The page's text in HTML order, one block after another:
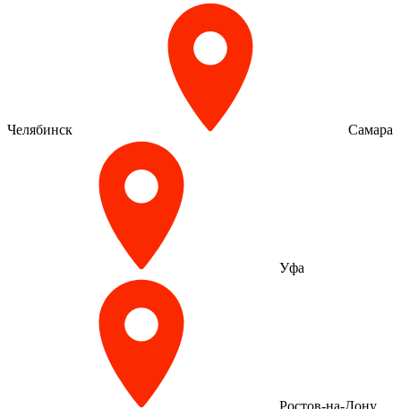
Челябинск Самара
Уфа
Ростов-на-Дону